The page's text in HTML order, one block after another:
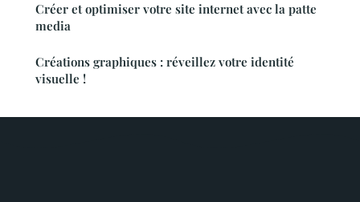
Créer et optimiser votre site internet avec la patte
media
Créations graphiques : réveillez votre identité
visuelle !